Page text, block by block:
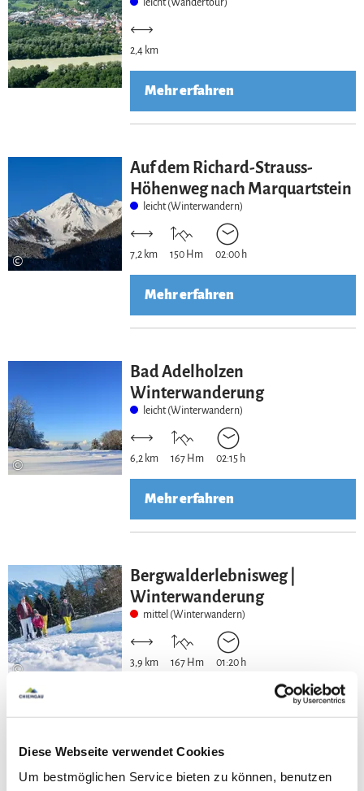
Diese Webseite verwendet Cookies
Um bestmöglichen Service bieten zu können, benutzen
2,4 km
Mehr erfahren
©
Auf dem Richard-Strauss-
Höhenweg nach Marquartstein
leicht (Winterwandern)
7,2 km 150 Hm 02:00 h
Mehr erfahren
©
Bad Adelholzen
Winterwanderung
leicht (Winterwandern)
6,2 km 167 Hm 02:15 h
Mehr erfahren
©
Bergwalderlebnisweg |
Winterwanderung
mittel (Winterwandern)
3,9 km 167 Hm 01:20 h
Bernhaupten-Rundwanderweg